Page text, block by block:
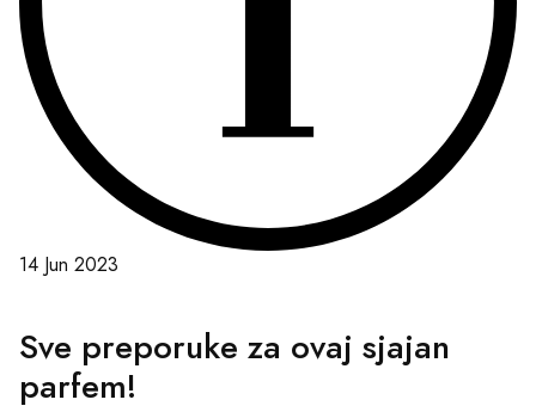
14 Jun 2023
Sve preporuke za ovaj sjajan
parfem!